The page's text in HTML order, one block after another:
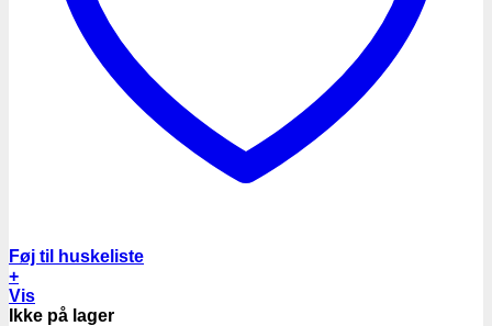
Føj til huskeliste
+
Vis
Ikke på lager